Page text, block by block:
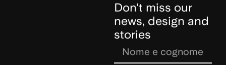
Don't miss our
news, design and
stories